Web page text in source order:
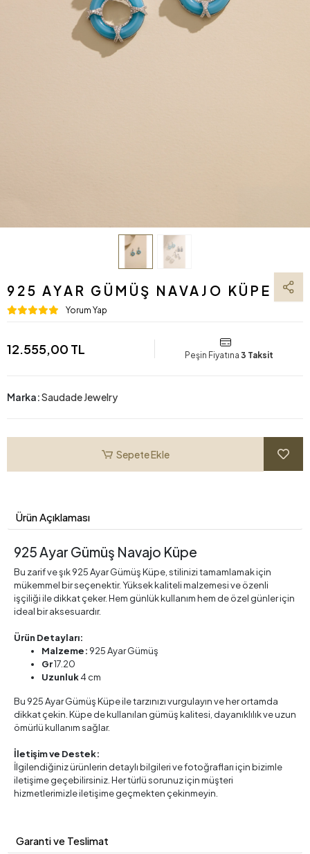
925 AYAR GÜMÜŞ NAVAJO KÜPE
Yorum Yap
12.555,00 TL Peşin Fiyatına 3 Taksit
Marka:Saudade Jewelry
Sepete Ekle
Ürün Açıklaması
925 Ayar Gümüş Navajo Küpe
Bu zarif ve şık 925 Ayar Gümüş Küpe, stilinizi tamamlamak için
mükemmel bir seçenektir. Yüksek kaliteli malzemesi ve özenli
işçiliği ile dikkat çeker. Hem günlük kullanım hem de özel günler için
ideal bir aksesuardır.
Ürün Detayları:
Malzeme: 925 Ayar Gümüş
Gr17.20
Uzunluk4 cm
Bu 925 Ayar Gümüş Küpe ile tarzınızı vurgulayın ve her ortamda
dikkat çekin. Küpe de kullanılan gümüş kalitesi, dayanıklılık ve uzun
ömürlü kullanım sağlar.
İletişim ve Destek:
İlgilendiğiniz ürünlerin detaylı bilgileri ve fotoğrafları için bizimle
iletişime geçebilirsiniz. Her türlü sorunuz için müşteri
hizmetlerimizle iletişime geçmekten çekinmeyin.
Garanti ve Teslimat